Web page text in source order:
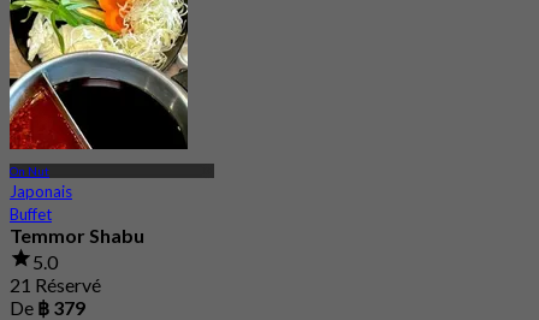
On Nut
Japonais
Buffet
Temmor Shabu
5.0
21 Réservé
De ฿ 379